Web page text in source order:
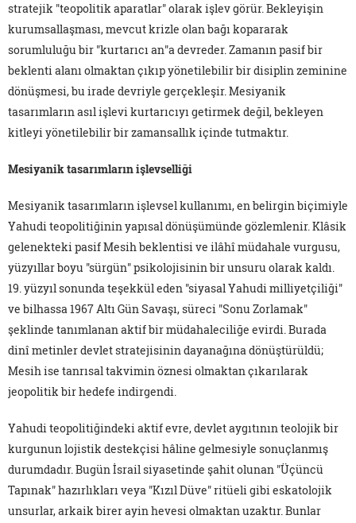
stratejik "teopolitik aparatlar" olarak işlev görür. Bekleyişin
kurumsallaşması, mevcut krizle olan bağı kopararak
sorumluluğu bir "kurtarıcı an"a devreder. Zamanın pasif bir
beklenti alanı olmaktan çıkıp yönetilebilir bir disiplin zeminine
dönüşmesi, bu irade devriyle gerçekleşir. Mesiyanik
tasarımların asıl işlevi kurtarıcıyı getirmek değil, bekleyen
kitleyi yönetilebilir bir zamansallık içinde tutmaktır.
Mesiyanik tasarımların işlevselliği
Mesiyanik tasarımların işlevsel kullanımı, en belirgin biçimiyle
Yahudi teopolitiğinin yapısal dönüşümünde gözlemlenir. Klâsik
gelenekteki pasif Mesih beklentisi ve ilâhî müdahale vurgusu,
yüzyıllar boyu "sürgün" psikolojisinin bir unsuru olarak kaldı.
19. yüzyıl sonunda teşekkül eden "siyasal Yahudi milliyetçiliği"
ve bilhassa 1967 Altı Gün Savaşı, süreci "Sonu Zorlamak"
şeklinde tanımlanan aktif bir müdahaleciliğe evirdi. Burada
dinî metinler devlet stratejisinin dayanağına dönüştürüldü;
Mesih ise tanrısal takvimin öznesi olmaktan çıkarılarak
jeopolitik bir hedefe indirgendi.
Yahudi teopolitiğindeki aktif evre, devlet aygıtının teolojik bir
kurgunun lojistik destekçisi hâline gelmesiyle sonuçlanmış
durumdadır. Bugün İsrail siyasetinde şahit olunan "Üçüncü
Tapınak" hazırlıkları veya "Kızıl Düve" ritüeli gibi eskatolojik
unsurlar, arkaik birer ayin hevesi olmaktan uzaktır. Bunlar